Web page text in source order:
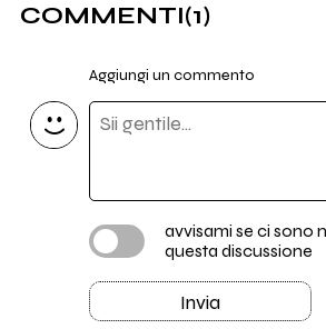
COMMENTI(1)
Aggiungi un commento
avvisami se ci sono
questa discussione
Invia